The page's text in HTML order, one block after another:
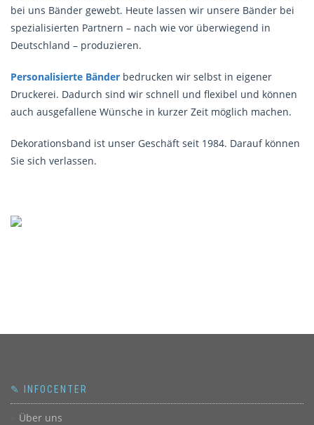
bei uns Bänder gewebt. Heute lassen wir unsere Bänder bei
spezialisierten Partnern – nach wie vor überwiegend in
Deutschland – produzieren.
Personalisierte Bänder bedrucken wir selbst in eigener
Druckerei. Dadurch sind wir schnell und flexibel und können
auch ausgefallene Wünsche in kurzer Zeit möglich machen.
Dekorationsband ist unser Geschäft seit 1984. Darauf können
Sie sich verlassen.
✎ INFOCENTER
Über uns